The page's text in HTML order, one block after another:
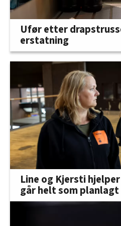
Ufør etter
erstatning
Line og Kjersti
går helt som planlagt